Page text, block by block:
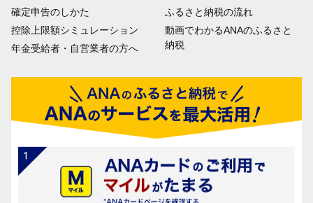
確定申告のしかた
控除上限額シミュレーション
年金受給者・自営業者の方へ
ふるさと納税の流れ
動画でわかるANAのふるさと
納税